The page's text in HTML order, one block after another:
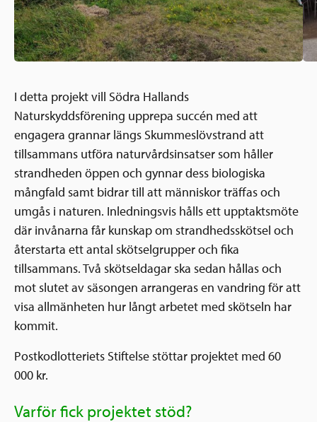
I detta projekt vill Södra Hallands
Naturskyddsförening upprepa succén med att
engagera grannar längs Skummeslövstrand att
tillsammans utföra naturvårdsinsatser som håller
strandheden öppen och gynnar dess biologiska
mångfald samt bidrar till att människor träffas och
umgås i naturen. Inledningsvis hålls ett upptaktsmöte
där invånarna får kunskap om strandhedsskötsel och
återstarta ett antal skötselgrupper och fika
tillsammans. Två skötseldagar ska sedan hållas och
mot slutet av säsongen arrangeras en vandring för att
visa allmänheten hur långt arbetet med skötseln har
kommit.
Postkodlotteriets Stiftelse stöttar projektet med 60
000 kr.
Varför fick projektet stöd?